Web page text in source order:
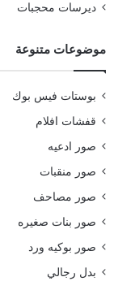
ديرسات محجبات
موضوعات متنوعة
بوستات فيس بوك
قفشات افلام
صور ادعيه
صور منقبات
صور مصاحف
صور بنات صغيره
صور بوكيه ورد
بدل رجالي